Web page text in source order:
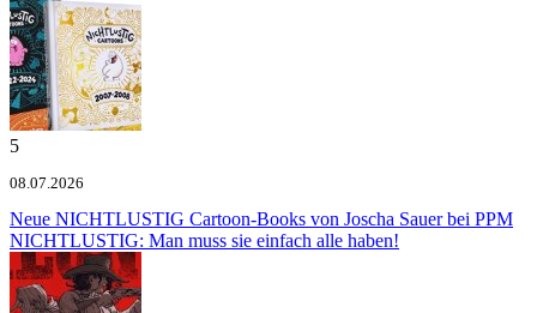
5
08.07.2026
Neue NICHTLUSTIG Cartoon-Books von Joscha Sauer bei PPM
NICHTLUSTIG: Man muss sie einfach alle haben!